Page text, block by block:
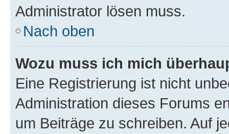
Administrator lösen muss.
Nach oben
Wozu muss ich mich
Eine Registrierung ist nicht
Administration dieses Forums
um Beiträge zu schreiben. Auf